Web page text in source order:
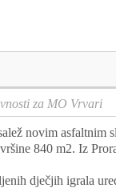
za MO Vrvari
novim asfaltnim
840 m2. Iz
dječjih igrala